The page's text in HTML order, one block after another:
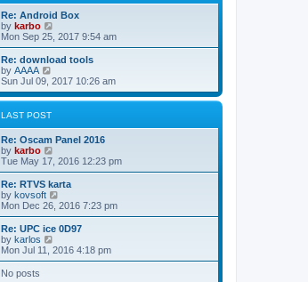
e
s
p
o
s
l
t
e
s
p
o
s
Re: Android Box
by karbo
e
w
h
l
e
s
p
o
s
t
Mon Sep 25, 2017 9:54 am
Re: download tools
by AAAA
i
e
w
a
t
e
s
t
p
o
s
t
Sun Jul 09, 2017 10:26 am
LAST POST
Re: Oscam Panel 2016
by karbo
e
w
t
h
e
a
t
e
Tue May 17, 2016 12:23 pm
Re: RTVS karta
by kovsoft
i
e
w
h
Mon Dec 26, 2016 7:23 pm
Re: UPC ice 0D97
by karlos
i
e
Mon Jul 11, 2016 4:18 pm
No posts